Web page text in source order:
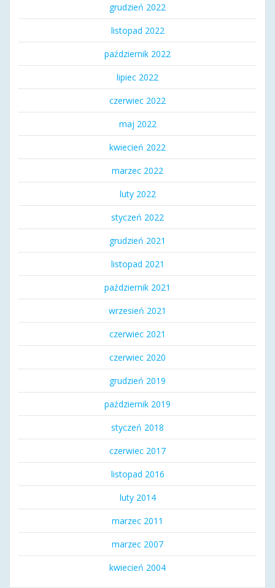
grudzień 2022
listopad 2022
październik 2022
lipiec 2022
czerwiec 2022
maj 2022
kwiecień 2022
marzec 2022
luty 2022
styczeń 2022
grudzień 2021
listopad 2021
październik 2021
wrzesień 2021
czerwiec 2021
czerwiec 2020
grudzień 2019
październik 2019
styczeń 2018
czerwiec 2017
listopad 2016
luty 2014
marzec 2011
marzec 2007
kwiecień 2004